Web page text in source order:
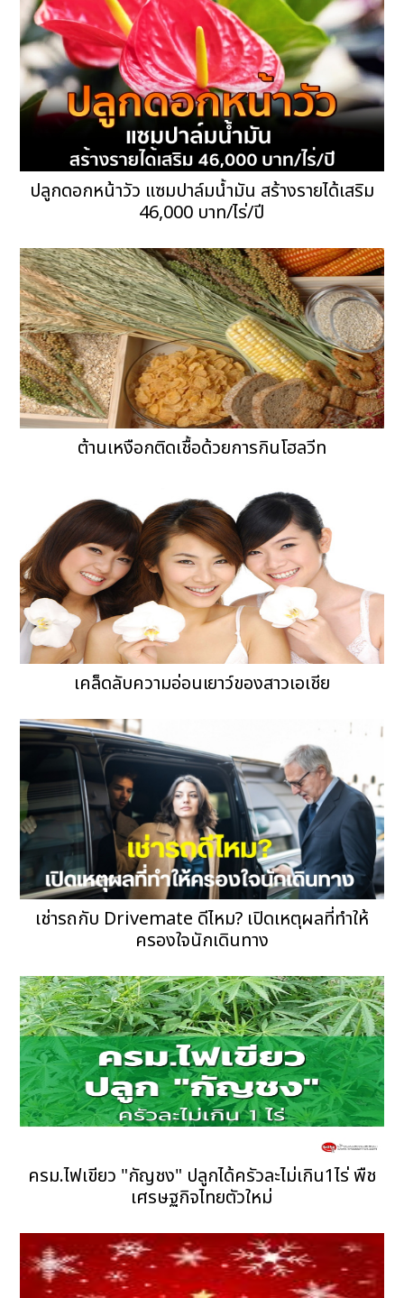
ปลูกดอกหน้าวัว แซมปาล์มน้ำมัน สร้างรายได้เสริม
46,000 บาท/ไร่/ปี
ต้านเหงือกติดเชื้อด้วยการกินโฮลวีท
เคล็ดลับความอ่อนเยาว์ของสาวเอเชีย
เช่ารถกับ Drivemate ดีไหม? เปิดเหตุผลที่ทำให้
ครองใจนักเดินทาง
ครม.ไฟเขียว "กัญชง" ปลูกได้ครัวละไม่เกิน1ไร่ พืช
เศรษฐกิจไทยตัวใหม่